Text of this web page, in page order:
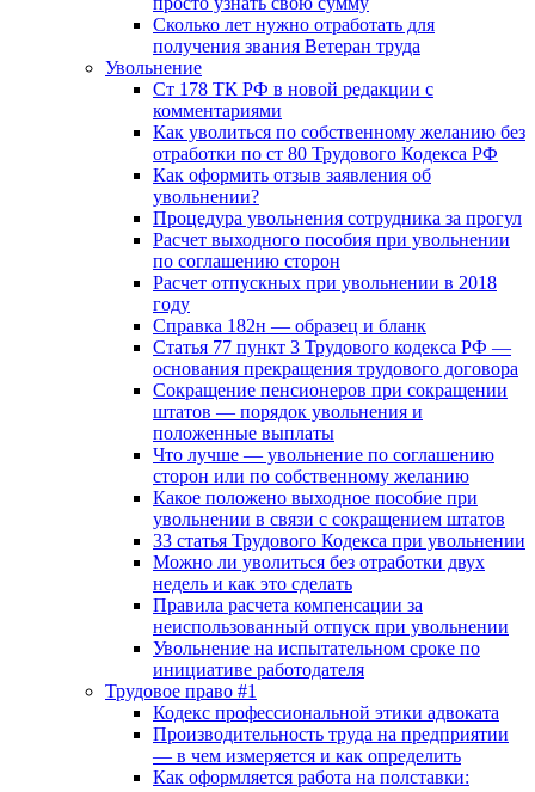
Сколько лет нужно отработать для
получения звания Ветеран труда
Увольнение
Ст 178 ТК РФ в новой редакции с
комментариями
Как уволиться по собственному желанию без
отработки по ст 80 Трудового Кодекса РФ
Как оформить отзыв заявления об
увольнении?
Процедура увольнения сотрудника за прогул
Расчет выходного пособия при увольнении
по соглашению сторон
Расчет отпускных при увольнении в 2018
году
Справка 182н — образец и бланк
Статья 77 пункт 3 Трудового кодекса РФ —
основания прекращения трудового договора
Сокращение пенсионеров при сокращении
штатов — порядок увольнения и
положенные выплаты
Что лучше — увольнение по соглашению
сторон или по собственному желанию
Какое положено выходное пособие при
увольнении в связи с сокращением штатов
33 cтатья Трудового Кодекса при увольнении
Можно ли уволиться без отработки двух
недель и как это сделать
Правила расчета компенсации за
неиспользованный отпуск при увольнении
Увольнение на испытательном сроке по
инициативе работодателя
Трудовое право #1
Кодекс профессиональной этики адвоката
Производительность труда на предприятии
— в чем измеряется и как определить
Как оформляется работа на полставки: